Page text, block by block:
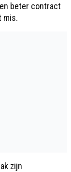
beter contract
mis.
zijn